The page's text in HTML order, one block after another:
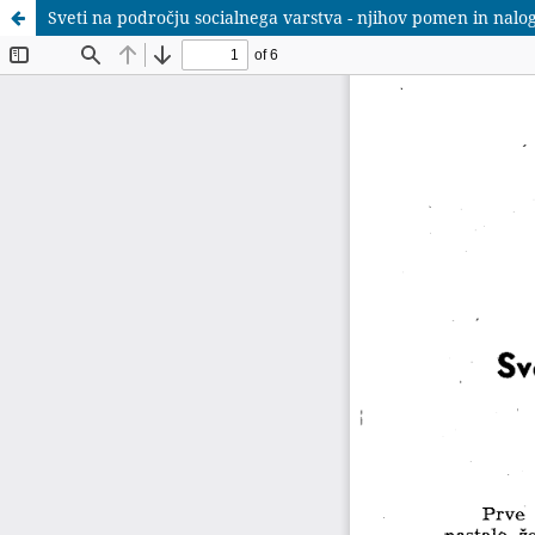
Sveti na področju socialnega varstva - njihov pomen in